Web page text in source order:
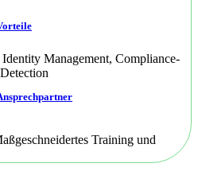
Identity Management, Compliance-
Training und